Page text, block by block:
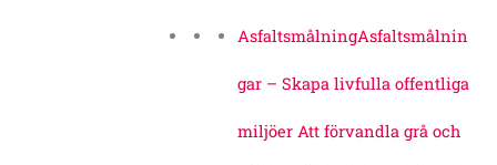
AsfaltsmålningAsfaltsmålnin
gar – Skapa livfulla offentliga
miljöer Att förvandla grå och